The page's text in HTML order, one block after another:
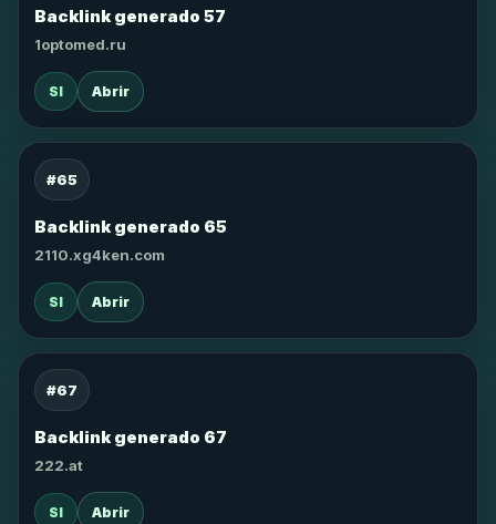
Backlink generado 57
1optomed.ru
SI Abrir
#65
Backlink generado 65
2110.xg4ken.com
SI Abrir
#67
Backlink generado 67
222.at
SI Abrir